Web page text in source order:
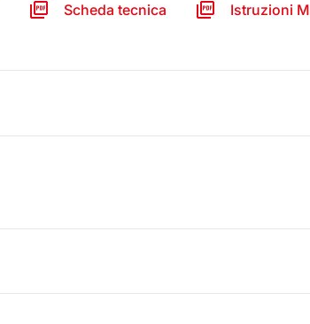
Scheda tecnica Istruzioni